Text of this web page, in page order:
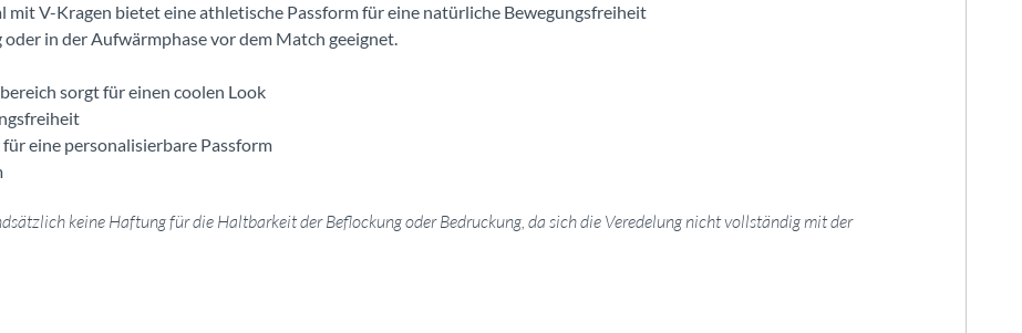
V-Kragen bietet eine athletische Passform für eine natürliche Bewegungsfreiheit
in der Aufwärmphase vor dem Match geeignet.
sorgt für einen coolen Look
eine personalisierbare Passform
keine Haftung für die Haltbarkeit der Beflockung oder Bedruckung, da sich die Veredelung nicht vollständig mit der